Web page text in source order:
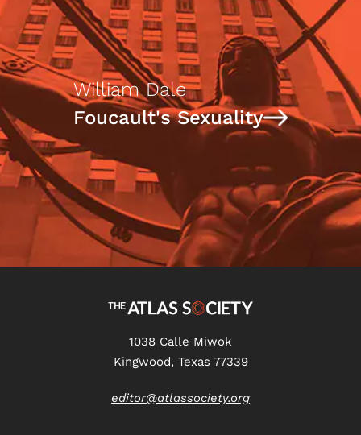
William Dale
Foucault's Sexuality
1038 Calle Miwok
Kingwood, Texas 77339
editor@atlassociety.org